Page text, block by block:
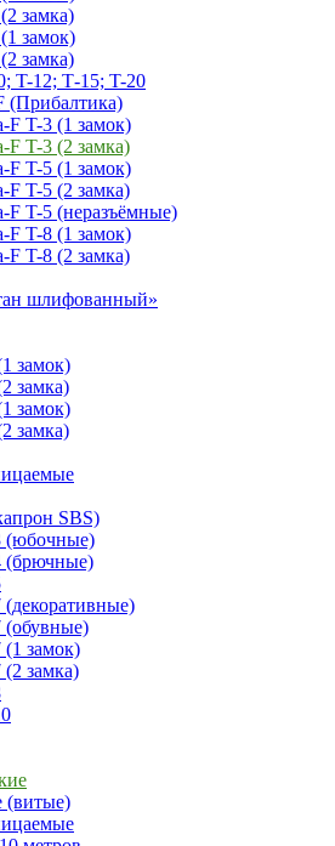
замка)
замок)
замка)
T-12; Т-15; T-20
(Прибалтика)
F T-3 (1 замок)
F T-3 (2 замка)
F T-5 (1 замок)
F T-5 (2 замка)
F T-5 (неразъёмные)
F T-8 (1 замок)
F T-8 (2 замка)
шлифованный»
замок)
замка)
замок)
замка)
SBS)
(юбочные)
(брючные)
(обувные)
замок)
замка)
(витые)